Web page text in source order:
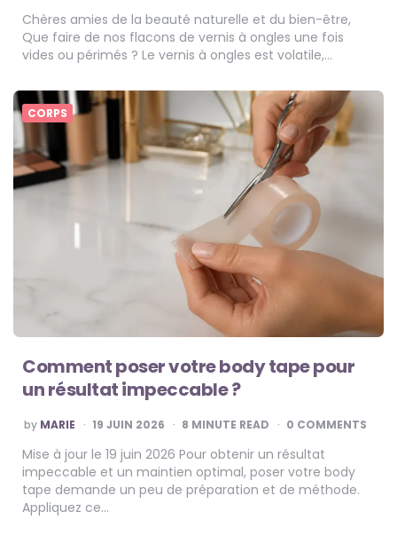
Chères amies de la beauté naturelle et du bien-être,
Que faire de nos flacons de vernis à ongles une fois
vides ou périmés ? Le vernis à ongles est volatile,…
CORPS
Comment poser votre body tape pour
un résultat impeccable ?
POSTED
BY
by MARIE 19 JUIN 2026 8 MINUTE READ 0 COMMENTS
Mise à jour le 19 juin 2026 Pour obtenir un résultat
impeccable et un maintien optimal, poser votre body
tape demande un peu de préparation et de méthode.
Appliquez ce…